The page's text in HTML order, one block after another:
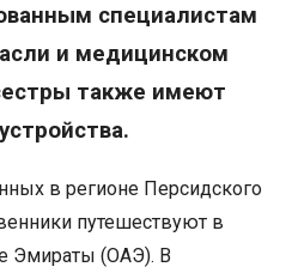
специалистам
и медицинском
также имеют
в регионе Персидского
путешествуют в
Эмираты (ОАЭ). В